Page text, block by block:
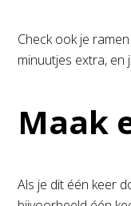
Check ook je
minuutjes extra, en
Maak
Als je dit één keer